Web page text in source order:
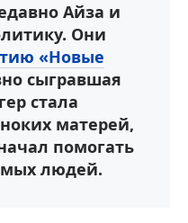
Айза и
Они
«Новые
сыгравшая
стала
матерей,
помогать
людей.